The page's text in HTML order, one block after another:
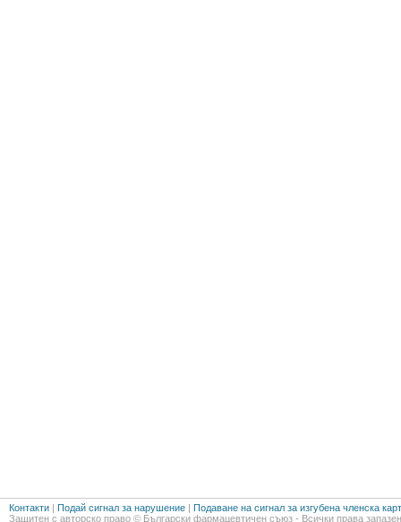
Контакти | Подай сигнал за нарушение | Подаване на сигнал за изгубена членска
Защитен с авторско право © Български фармацевтичен съюз - Всички права